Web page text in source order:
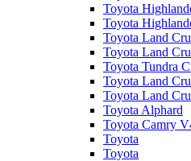
Toyota
Toyota
Toyota Land
Toyota Land
Toyota Tundra
Toyota Land
Toyota Land
Toyota Alphard
Toyota Camry
Toyota
Toyota